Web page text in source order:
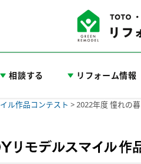
相談する リフォーム情報
ル作品コンテスト >2022年度 憧れの